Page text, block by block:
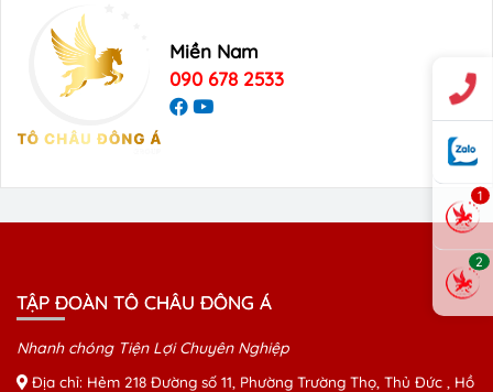
Miền Nam
090 678 2533
TẬP ĐOÀN TÔ CHÂU ĐÔNG Á
Nhanh chóng Tiện Lợi Chuyên Nghiệp
Địa chỉ: Hẻm 218 Đường số 11, Phường Trường Thọ, Thủ Đức , Hồ
1
2